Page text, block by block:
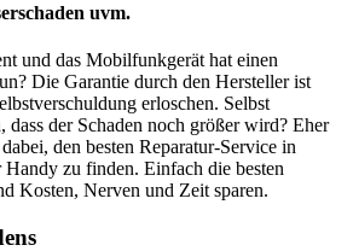
uvm.
und das Mobilfunkgerät hat einen
Die Garantie durch den Hersteller ist
erloschen. Selbst
dass der Schaden noch größer wird? Eher
den besten Reparatur-Service in
zu finden. Einfach die besten
Kosten, Nerven und Zeit sparen.